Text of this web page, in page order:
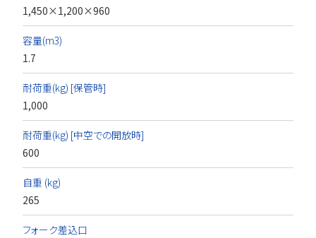
1,450×1,200×960
容量(m3)
1.7
耐荷重(kg) [保管時]
1,000
耐荷重(kg) [中空での開放時]
600
自重 (kg)
265
フォーク差込口